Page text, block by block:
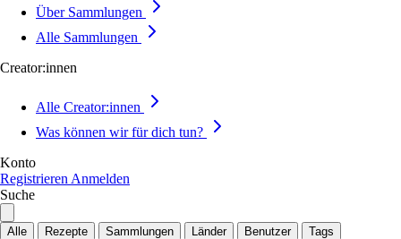
Über Sammlungen
Alle Sammlungen
Creator:innen
Alle Creator:innen
Was können wir für dich tun?
Konto
Registrieren Anmelden
Suche
Alle Rezepte Sammlungen Länder Benutzer Tags